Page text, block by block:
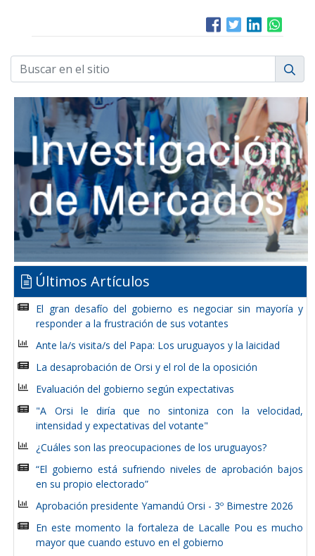
Últimos Artículos
El gran desafío del gobierno es negociar sin mayoría y
responder a la frustración de sus votantes
Ante la/s visita/s del Papa: Los uruguayos y la laicidad
La desaprobación de Orsi y el rol de la oposición
Evaluación del gobierno según expectativas
"A Orsi le diría que no sintoniza con la velocidad,
intensidad y expectativas del votante"
¿Cuáles son las preocupaciones de los uruguayos?
“El gobierno está sufriendo niveles de aprobación bajos
en su propio electorado”
Aprobación presidente Yamandú Orsi - 3º Bimestre 2026
En este momento la fortaleza de Lacalle Pou es mucho
mayor que cuando estuvo en el gobierno